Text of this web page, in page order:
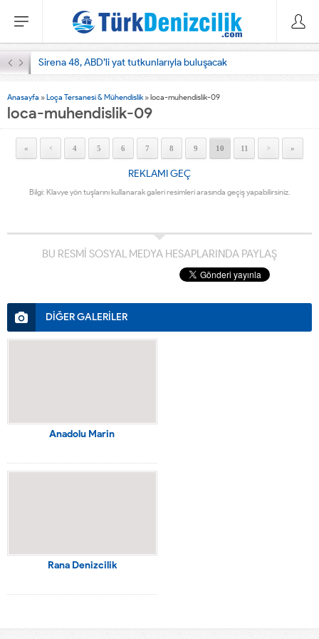
Sirena 48, ABD’li yat tutkunlarıyla buluşacak
Anasayfa »Loça Tersanesi & Mühendislik »loca-muhendislik-09
loca-muhendislik-09
« < 4 5 6 7 8 9 10 11 > »
REKLAMI GEÇ
Bilgi: Klavye yön tuşlarını kullanarak galeri resimleri arasında geçiş yapabilirsiniz.
BU RESMİ SOSYAL MEDYA HESAPLARINDA PAYLAŞ
DİĞER GALERİLER
Anadolu Marin
Rana Denizcilik